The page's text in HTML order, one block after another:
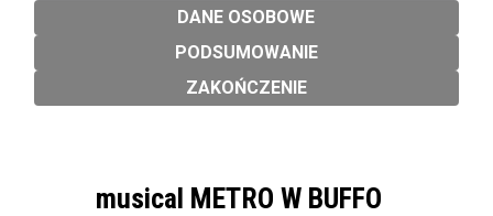
DANE OSOBOWE
PODSUMOWANIE
ZAKOŃCZENIE
musical METRO W BUFFO